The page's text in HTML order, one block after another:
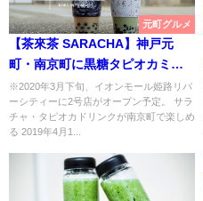
元町グルメ
【茶來茶 SARACHA】神戸元
町・南京町に黒糖タピオカミル
クティー専門店【サラチャ】
※2020年3月下旬、イオンモール姫路リバ
ーシティーに2号店がオープン予定。 サラ
チャ・タピオカドリンクが南京町で楽しめ
る 2019年4月1...